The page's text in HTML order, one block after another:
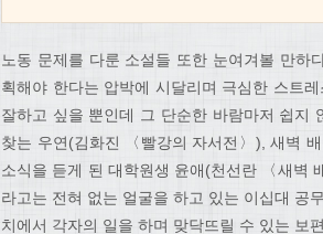
노동 문제를 다룬 소설들 또한 눈여겨볼 만하
획해야 한다는 압박에 시달리며 극심한 스트
잘하고 싶을 뿐인데 그 단순한 바람마저 쉽지
찾는 우연(김화진 〈빨강의 자서전〉), 새벽
소식을 듣게 된 대학원생 윤애(천선란 〈새벽
라고는 전혀 없는 얼굴을 하고 있는 이십대 공
치에서 각자의 일을 하며 맞닥뜨릴 수 있는 보